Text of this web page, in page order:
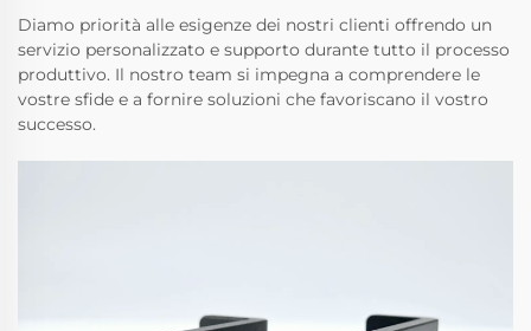
Diamo priorità alle esigenze dei nostri clienti offrendo un
servizio personalizzato e supporto durante tutto il processo
produttivo. Il nostro team si impegna a comprendere le
vostre sfide e a fornire soluzioni che favoriscano il vostro
successo.